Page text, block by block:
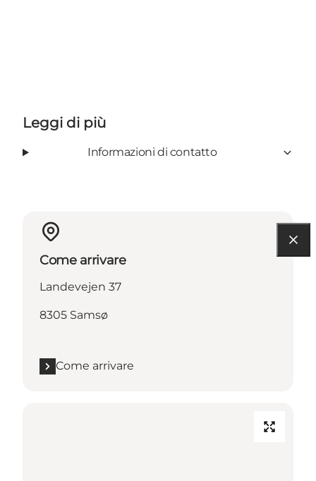
Leggi di più
Informazioni di contatto
Come arrivare
Landevejen 37
8305 Samsø
Come arrivare